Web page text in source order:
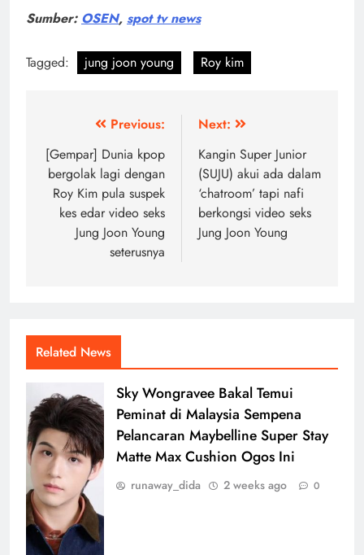
Sumber: OSEN, spot tv news
Tagged: jung joon young Roy kim
navigation
Previous:
[Gempar] Dunia kpop
bergolak lagi dengan
Roy Kim pula suspek
kes edar video seks
Jung Joon Young
seterusnya
Next:
Kangin Super Junior
(SUJU) akui ada dalam
‘chatroom’ tapi nafi
berkongsi video seks
Jung Joon Young
Related News
Sky Wongravee Bakal Temui
Peminat di Malaysia Sempena
Pelancaran Maybelline Super Stay
Matte Max Cushion Ogos Ini
runaway_dida 2 weeks ago 0